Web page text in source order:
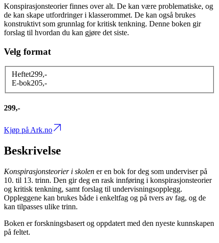
Konspirasjonsteorier finnes over alt. De kan være problematiske, og
de kan skape utfordringer i klasserommet. De kan også brukes
konstruktivt som grunnlag for kritisk tenkning. Denne boken gir
forslag til hvordan du kan gjøre det siste.
Velg format
Heftet299,-
E-bok205,-
299,-
Kjøp på Ark.no
Beskrivelse
Konspirasjonsteorier i skolen er en bok for deg som underviser på
10. til 13. trinn. Den gir deg en rask innføring i konspirasjonsteorier
og kritisk tenkning, samt forslag til undervisningsopplegg.
Oppleggene kan brukes både i enkeltfag og på tvers av fag, og de
kan tilpasses ulike trinn.
Boken er forskningsbasert og oppdatert med den nyeste kunnskapen
på feltet.